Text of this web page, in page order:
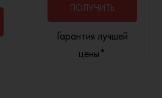
ПОЛУЧИТЬ
КОНСУЛЬТАЦИЮ
Гарантия лучшей
цены*